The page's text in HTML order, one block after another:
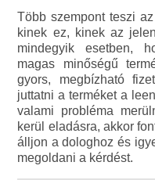
Több szempont teszi
kinek ez, kinek az
mindegyik esetben,
magas minőségű
gyors, megbízható
juttatni a terméket a
valami probléma
kerül eladásra, akkor
álljon a dologhoz és
megoldani a kérdést.